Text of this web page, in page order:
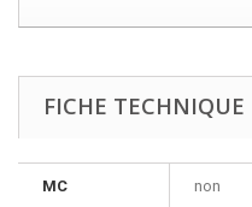
FICHE TECHNIQUE
MC non